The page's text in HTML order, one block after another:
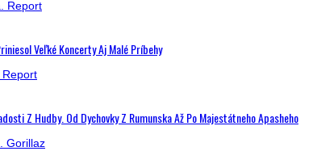
Veľké Koncerty Aj Malé Príbehy
Z Hudby. Od Dychovky Z Rumunska Až Po Majestátneho Apasheho